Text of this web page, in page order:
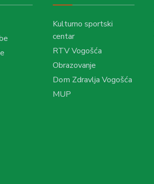
Kulturno sportski
centar
RTV Vogošća
Obrazovanje
Dom Zdravlja Vogošća
MUP